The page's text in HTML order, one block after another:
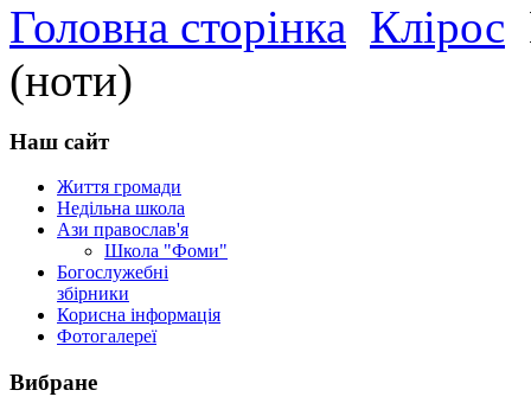
Головна сторінка Клірос
(ноти)
Наш сайт
Життя громади
Недільна школа
Ази православ'я
Школа "Фоми"
Богослужебні
збірники
Корисна інформація
Фотогалереї
Вибране